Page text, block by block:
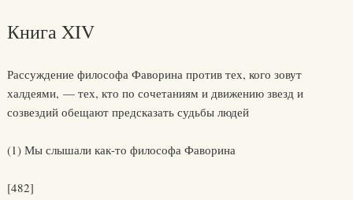
Книга XIV
Рассуждение философа Фаворина против тех, кого зовут
халдеями, — тех, кто по сочетаниям и движению звезд и
созвездий обещают предсказать судьбы людей
(1) Мы слышали как-то философа Фаворина
[482]